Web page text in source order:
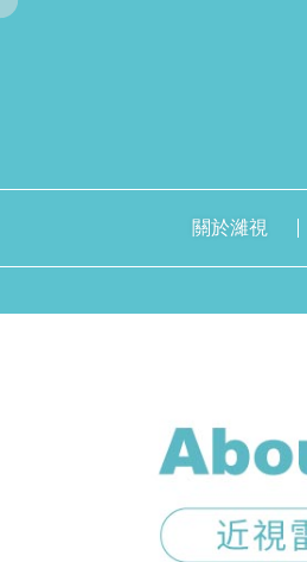
關於濰視